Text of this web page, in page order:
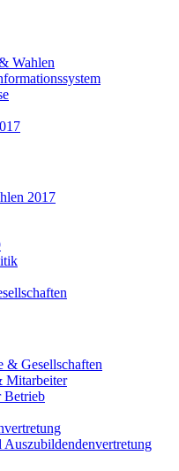
Wahlen
2017
& Gesellschaften
Mitarbeiter
Betrieb
Auszubildendenvertretung